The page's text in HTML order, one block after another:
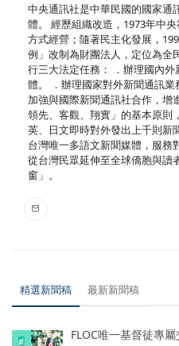
中央通訊社是中華民國的國家通
體。 經歷組織改造，1973年中
方式經營；隨著民主化發展，
例」改制為財團法人，定位為全
行三大法定任務： ．辦理國內
體。 ．辦理國家對外新聞通訊業
加強與國際新聞通訊社合作，增
領先、客觀、翔實」的基本原則
英、日文即時對外發出上千則新
台灣唯一多語文新聞媒體，服務
從台灣民眾延伸至全球僑胞與讀
窗」。
精選新聞稿 最新新聞稿
FLOC唯一基督徒專